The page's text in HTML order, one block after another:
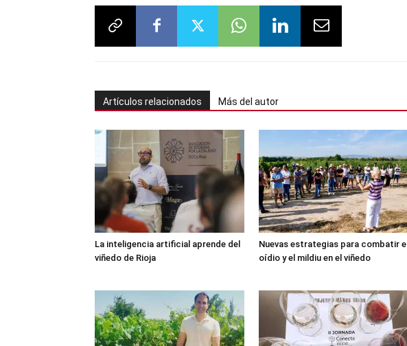
Artículos relacionados Más del autor
La inteligencia artificial aprende del
viñedo de Rioja
Nuevas estrategias para combatir el
oídio y el mildiu en el viñedo